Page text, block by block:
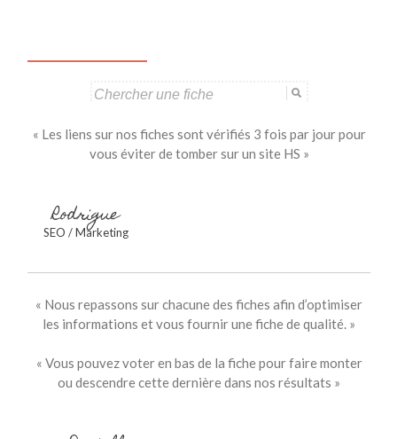
« Les liens sur nos fiches sont vérifiés 3 fois par jour pour
vous éviter de tomber sur un site HS »
Rodrigue
SEO / Marketing
« Nous repassons sur chacune des fiches afin d’optimiser
les informations et vous fournir une fiche de qualité. »
« Vous pouvez voter en bas de la fiche pour faire monter
ou descendre cette dernière dans nos résultats »